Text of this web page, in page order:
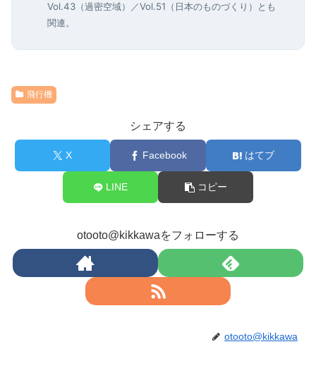
Vol.43（過密空域）／Vol.51（日本のものづくり）とも
関連。
飛行機
シェアする
X Facebook はてブ
LINE コピー
otooto@kikkawaをフォローする
otooto@kikkawa